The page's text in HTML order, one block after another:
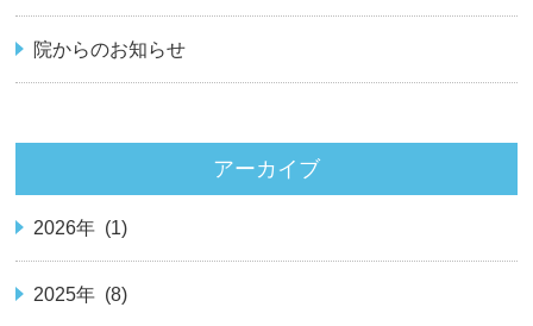
院からのお知らせ
アーカイブ
2026年 (1)
2025年 (8)